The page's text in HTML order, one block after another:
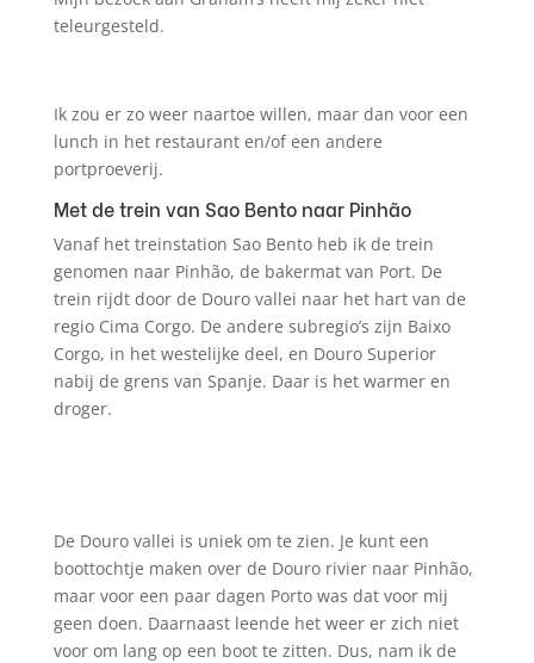
teleurgesteld.
Ik zou er zo weer naartoe willen, maar dan voor een
lunch in het restaurant en/of een andere
portproeverij.
Met de trein van Sao Bento naar Pinhão
Vanaf het treinstation Sao Bento heb ik de trein
genomen naar Pinhão, de bakermat van Port. De
trein rijdt door de Douro vallei naar het hart van de
regio Cima Corgo. De andere subregio’s zijn Baixo
Corgo, in het westelijke deel, en Douro Superior
nabij de grens van Spanje. Daar is het warmer en
droger.
De Douro vallei is uniek om te zien. Je kunt een
boottochtje maken over de Douro rivier naar Pinhão,
maar voor een paar dagen Porto was dat voor mij
geen doen. Daarnaast leende het weer er zich niet
voor om lang op een boot te zitten. Dus, nam ik de